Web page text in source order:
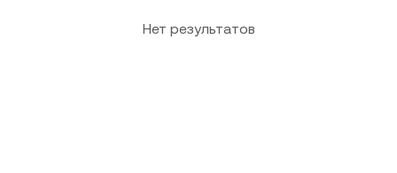
Нет результатов